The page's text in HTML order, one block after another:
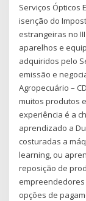
Serviços Ópticos
isenção do
estrangeiras no
aparelhos e
adquiridos pelo
emissão e
Agropecuário –
muitos produtos
experiência é a
aprendizado a
costuradas a
learning, ou
reposição de
opções de